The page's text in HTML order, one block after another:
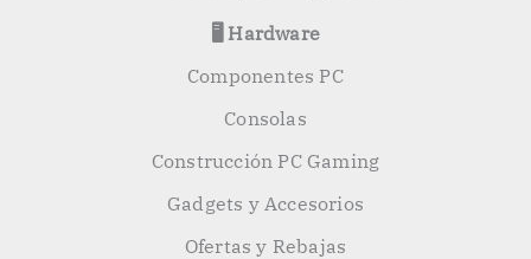
🖥️ Hardware
Componentes PC
Consolas
Construcción PC Gaming
Gadgets y Accesorios
Ofertas y Rebajas